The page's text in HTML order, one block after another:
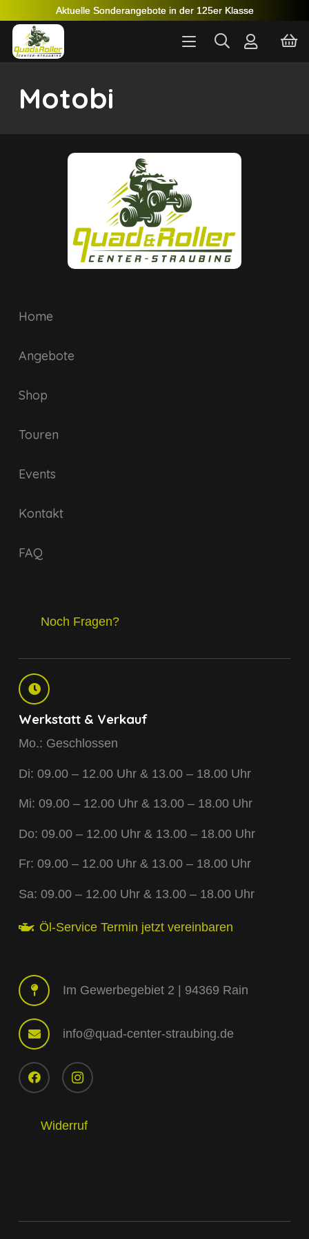
Aktuelle Sonderangebote in der 125er Klasse
Motobi
Home
Angebote
Shop
Touren
Events
Kontakt
FAQ
Noch Fragen?
Werkstatt & Verkauf
Mo.: Geschlossen
Di: 09.00 – 12.00 Uhr & 13.00 – 18.00 Uhr
Mi: 09.00 – 12.00 Uhr & 13.00 – 18.00 Uhr
Do: 09.00 – 12.00 Uhr & 13.00 – 18.00 Uhr
Fr: 09.00 – 12.00 Uhr & 13.00 – 18.00 Uhr
Sa: 09.00 – 12.00 Uhr & 13.00 – 18.00 Uhr
Öl-Service Termin jetzt vereinbaren
Im Gewerbegebiet 2 | 94369 Rain
info@quad-center-straubing.de
Widerruf